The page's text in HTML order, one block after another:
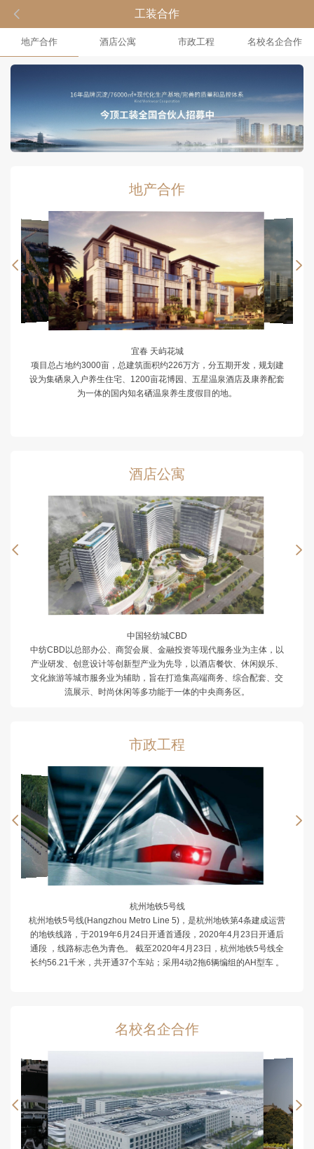
 工装合作
地产合作 酒店公寓 市政工程 名校名企合作
地产合作
宜春 天屿花城
项目总占地约3000亩，总建筑面积约226万方，分五期开发，规划建
设为集硒泉入户养生住宅、1200亩花博园、五星温泉酒店及康养配套
为一体的国内知名硒温泉养生度假目的地。
 
酒店公寓
中国轻纺城CBD
中纺CBD以总部办公、商贸会展、金融投资等现代服务业为主体，以
产业研发、创意设计等创新型产业为先导，以酒店餐饮、休闲娱乐、
文化旅游等城市服务业为辅助，旨在打造集高端商务、综合配套、交
流展示、时尚休闲等多功能于一体的中央商务区。
 
市政工程
杭州地铁5号线
杭州地铁5号线(Hangzhou Metro Line 5)，是杭州地铁第4条建成运营
的地铁线路，于2019年6月24日开通首通段，2020年4月23日开通后
通段 ，线路标志色为青色。 截至2020年4月23日，杭州地铁5号线全
长约56.21千米，共开通37个车站；采用4动2拖6辆编组的AH型车 。
 
名校名企合作
 